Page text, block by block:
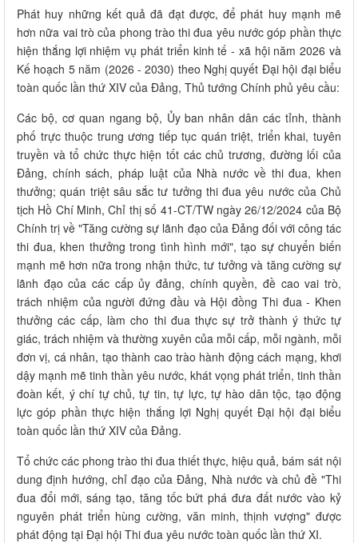
Phát huy những kết quả đã đạt được, để phát huy mạnh mẽ
hơn nữa vai trò của phong trào thi đua yêu nước góp phần thực
hiện thắng lợi nhiệm vụ phát triển kinh tế - xã hội năm 2026 và
Kế hoạch 5 năm (2026 - 2030) theo Nghị quyết Đại hội đại biểu
toàn quốc lần thứ XIV của Đảng, Thủ tướng Chính phủ yêu cầu:
Các bộ, cơ quan ngang bộ, Ủy ban nhân dân các tỉnh, thành
phố trực thuộc trung ương tiếp tục quán triệt, triển khai, tuyên
truyền và tổ chức thực hiện tốt các chủ trương, đường lối của
Đảng, chính sách, pháp luật của Nhà nước về thi đua, khen
thưởng; quán triệt sâu sắc tư tưởng thi đua yêu nước của Chủ
tịch Hồ Chí Minh, Chỉ thị số 41-CT/TW ngày 26/12/2024 của Bộ
Chính trị về "Tăng cường sự lãnh đạo của Đảng đối với công tác
thi đua, khen thưởng trong tình hình mới", tạo sự chuyển biến
mạnh mẽ hơn nữa trong nhận thức, tư tưởng và tăng cường sự
lãnh đạo của các cấp ủy đảng, chính quyền, đề cao vai trò,
trách nhiệm của người đứng đầu và Hội đồng Thi đua - Khen
thưởng các cấp, làm cho thi đua thực sự trở thành ý thức tự
giác, trách nhiệm và thường xuyên của mỗi cấp, mỗi ngành, mỗi
đơn vị, cá nhân, tạo thành cao trào hành động cách mạng, khơi
dậy mạnh mẽ tinh thần yêu nước, khát vọng phát triển, tinh thần
đoàn kết, ý chí tự chủ, tự tin, tự lực, tự hào dân tộc, tạo động
lực góp phần thực hiện thắng lợi Nghị quyết Đại hội đại biểu
toàn quốc lần thứ XIV của Đảng.
Tổ chức các phong trào thi đua thiết thực, hiệu quả, bám sát nội
dung định hướng, chỉ đạo của Đảng, Nhà nước và chủ đề "Thi
đua đổi mới, sáng tạo, tăng tốc bứt phá đưa đất nước vào kỷ
nguyên phát triển hùng cường, văn minh, thịnh vượng" được
phát động tại Đại hội Thi đua yêu nước toàn quốc lần thứ XI.